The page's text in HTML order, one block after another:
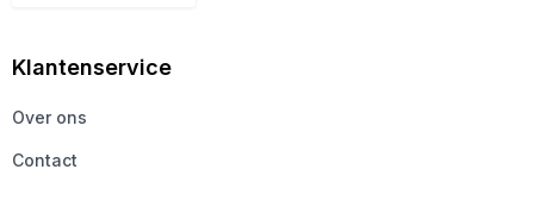
Klantenservice
Over ons
Contact